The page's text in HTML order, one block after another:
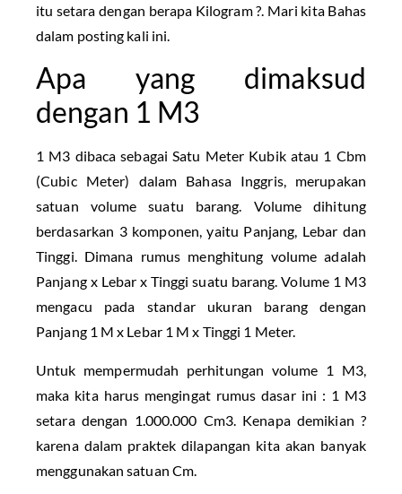
itu setara dengan berapa Kilogram ?. Mari kita Bahas
dalam posting kali ini.
Apa yang dimaksud
dengan 1 M3
1 M3 dibaca sebagai Satu Meter Kubik atau 1 Cbm
(Cubic Meter) dalam Bahasa Inggris, merupakan
satuan volume suatu barang. Volume dihitung
berdasarkan 3 komponen, yaitu Panjang, Lebar dan
Tinggi. Dimana rumus menghitung volume adalah
Panjang x Lebar x Tinggi suatu barang. Volume 1 M3
mengacu pada standar ukuran barang dengan
Panjang 1 M x Lebar 1 M x Tinggi 1 Meter.
Untuk mempermudah perhitungan volume 1 M3,
maka kita harus mengingat rumus dasar ini : 1 M3
setara dengan 1.000.000 Cm3. Kenapa demikian ?
karena dalam praktek dilapangan kita akan banyak
menggunakan satuan Cm.